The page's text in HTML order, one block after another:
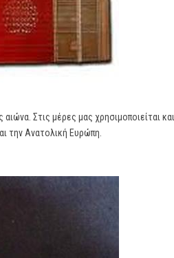
Στις μέρες μας χρησιμοποιείται
την Ανατολική Ευρώπη.